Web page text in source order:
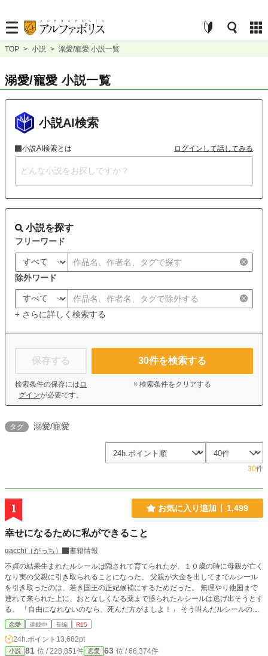
TOP > 小説 > 溺愛/寵愛 小説一覧
溺愛/寵愛 小説一覧
小説AI検索
小説AI検索とは ログインして話してみる
小説を探す
フリーワード
除外ワード
+ さらに詳しく検索する
保存する
検索条件の保存には ロ
グインが必要です。
30件を検索する
× 検索条件をクリアする
タグ 溺愛/寵愛
30件
1 お気に入り追加 1,499
幸せになるために私ができること
gacchi（がっち）
書籍情報
不貞の結果生まれたルシールは隠されて育てられたが、１０歳の時に母親が亡く
なり実の父親に引き取られることになった。 父親が大金を出してまでルシール
を引き取ったのは、若き国王の正妃候補にするためだった。 無理やり他国まで
連れて来られた上に、おとなしくなる薬まで盛られたルシールは逃げ出そうとす
る。 「自由になれないのなら、死んだ方がましよ！」 そう叫んだルシールの言
葉を信じずに国王レオンハルトは剣を差し出してしまった。 迷わず剣で自分の
身体を切りつけたルシールは、意識を失いながら前世がレオンハルトの婚約者候
補だったことを思い出していた。
恋愛 連載中 長編 R15
24h.ポイント 13,682pt
小説 81 位 / 228,851件 恋愛 63 位 / 66,374件